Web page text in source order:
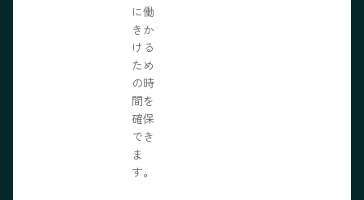
に働
きか
ける
ため
の時
間を
確保
でき
ま
す。